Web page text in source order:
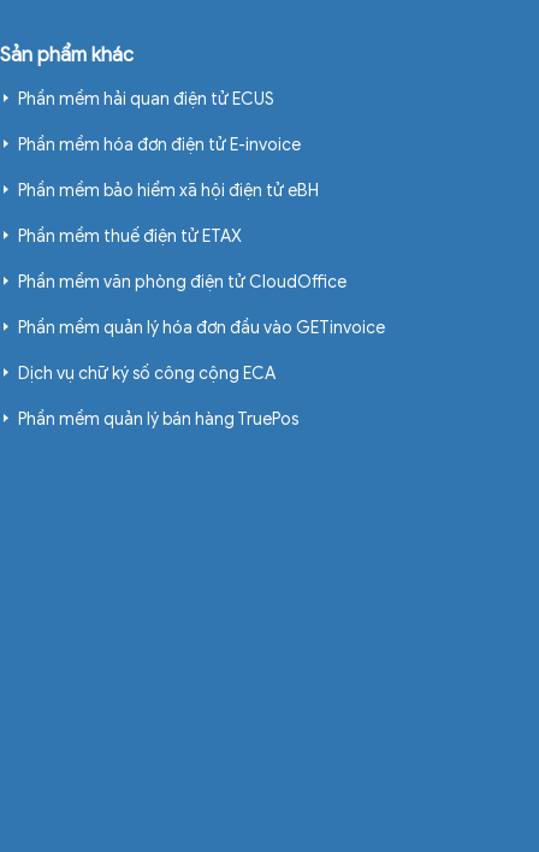
Sản phẩm khác
Phần mềm hải quan điện tử ECUS
Phần mềm hóa đơn điện tử E-invoice
Phần mềm bảo hiểm xã hội điện tử eBH
Phần mềm thuế điện tử ETAX
Phần mềm văn phòng điện tử CloudOffice
Phần mềm quản lý hóa đơn đầu vào GETinvoice
Dịch vụ chữ ký số công cộng ECA
Phần mềm quản lý bán hàng TruePos